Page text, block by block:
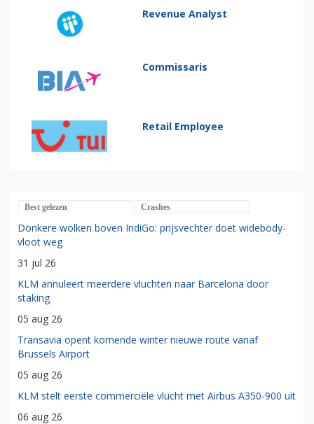
Revenue Analyst
Commissaris
Retail Employee
Best gelezen Crashes
Donkere wolken boven IndiGo: prijsvechter doet widebody-
vloot weg
31 jul 26
KLM annuleert meerdere vluchten naar Barcelona door
staking
05 aug 26
Transavia opent komende winter nieuwe route vanaf
Brussels Airport
05 aug 26
KLM stelt eerste commerciële vlucht met Airbus A350-900 uit
06 aug 26